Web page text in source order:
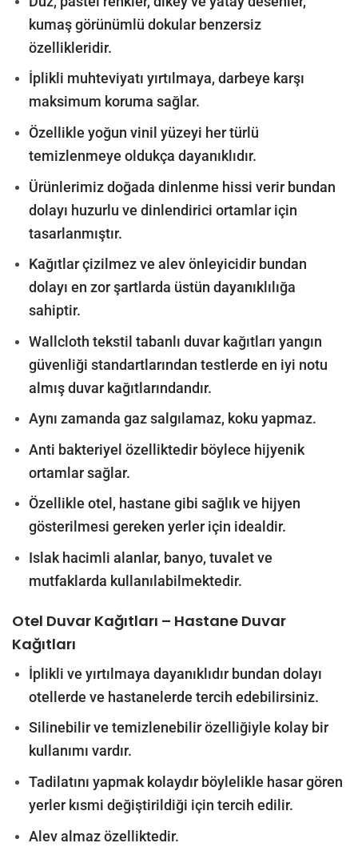
kumaş görünümlü dokular benzersiz
özellikleridir.
İplikli muhteviyatı yırtılmaya, darbeye karşı
maksimum koruma sağlar.
Özellikle yoğun vinil yüzeyi her türlü
temizlenmeye oldukça dayanıklıdır.
Ürünlerimiz doğada dinlenme hissi verir bundan
dolayı huzurlu ve dinlendirici ortamlar için
tasarlanmıştır.
Kağıtlar çizilmez ve alev önleyicidir bundan
dolayı en zor şartlarda üstün dayanıklılığa
sahiptir.
Wallcloth tekstil tabanlı duvar kağıtları yangın
güvenliği standartlarından testlerde en iyi notu
almış duvar kağıtlarındandır.
Aynı zamanda gaz salgılamaz, koku yapmaz.
Anti bakteriyel özelliktedir böylece hijyenik
ortamlar sağlar.
Özellikle otel, hastane gibi sağlık ve hijyen
gösterilmesi gereken yerler için idealdir.
Islak hacimli alanlar, banyo, tuvalet ve
mutfaklarda kullanılabilmektedir.
Otel Duvar Kağıtları – Hastane Duvar
Kağıtları
İplikli ve yırtılmaya dayanıklıdır bundan dolayı
otellerde ve hastanelerde tercih edebilirsiniz.
Silinebilir ve temizlenebilir özelliğiyle kolay bir
kullanımı vardır.
Tadilatını yapmak kolaydır böylelikle hasar gören
yerler kısmi değiştirildiği için tercih edilir.
Alev almaz özelliktedir.